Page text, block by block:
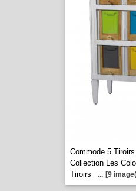
Commode 5
Collection Les
Tiroirs
... [9